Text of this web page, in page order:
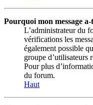
Pourquoi mon message
L’administrateur du
vérifications les
également possible
groupe d’utilisateurs
Pour plus
du forum.
Haut